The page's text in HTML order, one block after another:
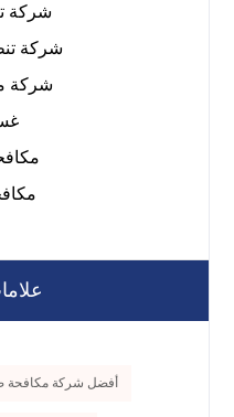
شركة
شركة
شركة
أفضل شركة مكافحة